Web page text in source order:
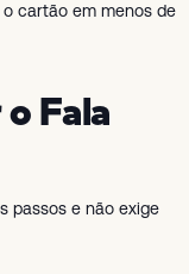
cartão em menos de
Fala
passos e não exige